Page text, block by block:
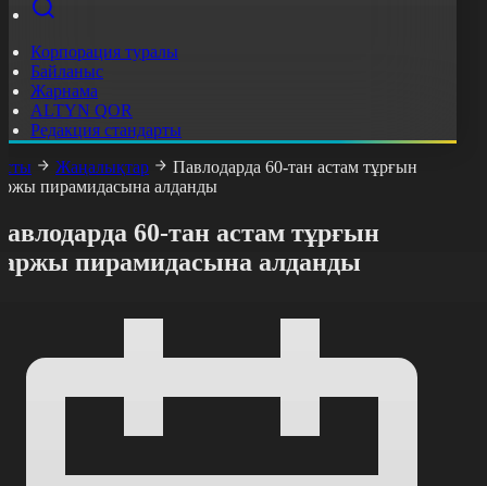
Корпорация туралы
Байланыс
Жарнама
ALTYN QOR
Редакция стандарты
Жаңалықтар
Павлодарда 60-тан астам тұрғын
пирамидасына алданды
60-тан астам тұрғын
пирамидасына алданды